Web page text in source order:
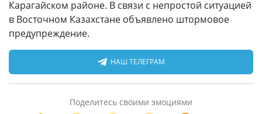
Карагайском районе. В связи с непростой ситуацией
в Восточном Казахстане объявлено штормовое
предупреждение.
НАШ ТЕЛЕГРАМ
Поделитесь своими эмоциями